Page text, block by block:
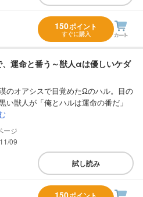
150ポイント
すぐに購入
、運命と番う～獣人αは優しいケダ
のオアシスで目覚めたΩのハル。目の
い獣人が「俺とハルは運命の番だ」
09
試し読み